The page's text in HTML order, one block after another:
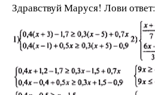
Здравствуй Маруся! Лови ответ: